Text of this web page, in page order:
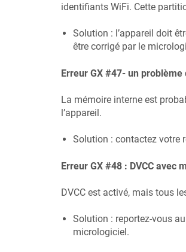
identifiants WiFi. Cette
Solution : l’appareil doit
être corrigé par le
Erreur GX #47- un
La mémoire interne est
l’appareil.
Solution : contactez votre
Erreur GX #48 : DVCC avec
DVCC est activé, mais tous
Solution : reportez-vous au
micrologiciel.